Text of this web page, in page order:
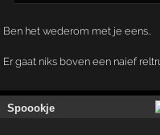
Ben het wederom met je eens..
Er gaat niks boven een naief
Spoookje